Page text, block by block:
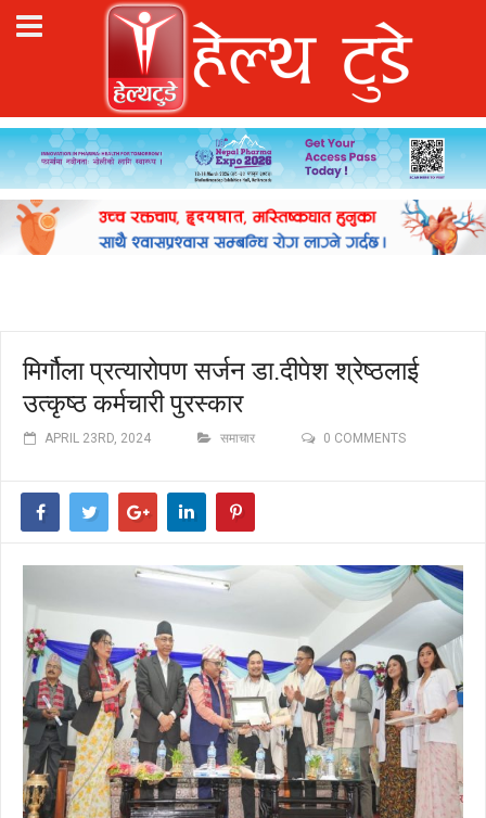
मिर्गौला प्रत्यारोपण सर्जन डा.दीपेश श्रेष्ठलाई
उत्कृष्ठ कर्मचारी पुरस्कार
APRIL 23RD, 2024 समाचार 0 COMMENTS